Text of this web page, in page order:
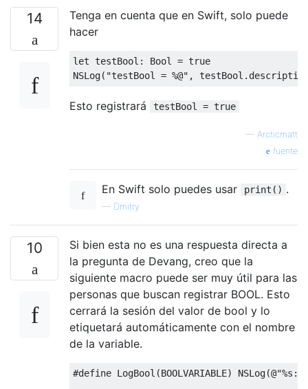
14
Tenga en cuenta que en Swift, solo puede
hacer
let testBool : Bool = true
NSLog( "testBool = %@" , testBool .
Esto registrará testBool = true
— Arcticmatt
fuente
En Swift solo puedes usar print() .
— Dmitry
10
Si bien esta no es una respuesta directa a
la pregunta de Devang, creo que la
siguiente macro puede ser muy útil para las
personas que buscan registrar BOOL. Esto
cerrará la sesión del valor de bool y lo
etiquetará automáticamente con el nombre
de la variable.
#define LogBool (BOOLVARIABLE) NSLog(@"%s: